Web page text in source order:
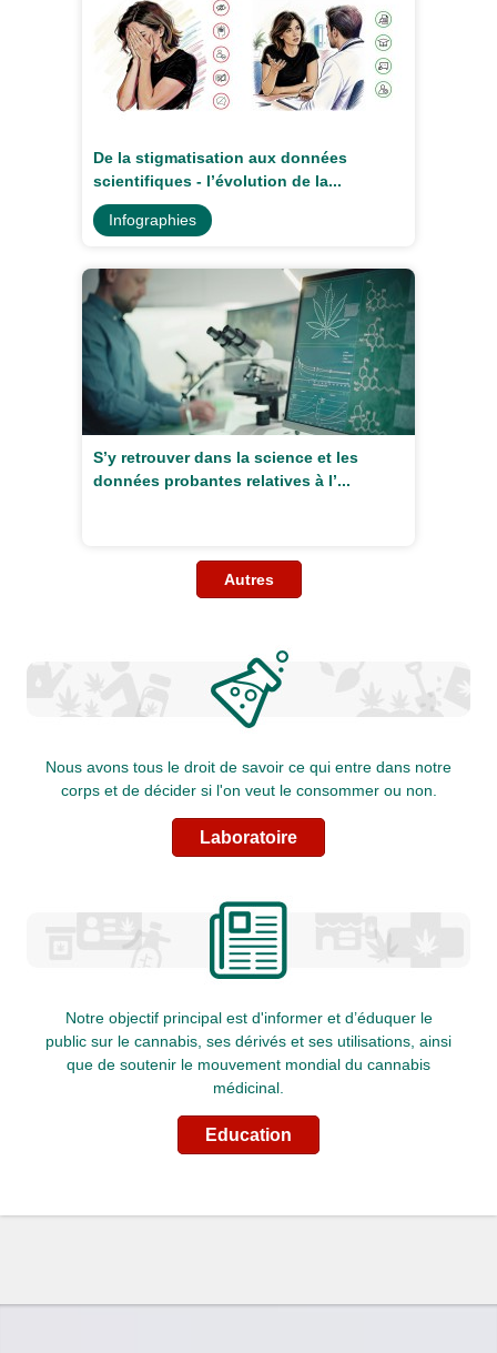
De la stigmatisation aux données
scientifiques - l’évolution de la...
Infographies
S’y retrouver dans la science et les
données probantes relatives à l’...
Autres
Nous avons tous le droit de savoir ce qui entre dans notre
corps et de décider si l'on veut le consommer ou non.
Laboratoire
Notre objectif principal est d'informer et d’éduquer le
public sur le cannabis, ses dérivés et ses utilisations, ainsi
que de soutenir le mouvement mondial du cannabis
médicinal.
Education